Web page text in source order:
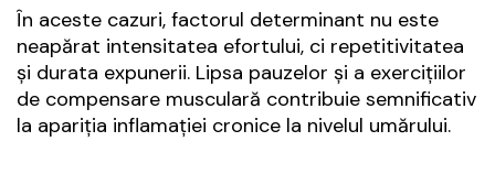
În aceste cazuri, factorul determinant nu este
neapărat intensitatea efortului, ci repetitivitatea
și durata expunerii. Lipsa pauzelor și a exercițiilor
de compensare musculară contribuie semnificativ
la apariția inflamației cronice la nivelul umărului.